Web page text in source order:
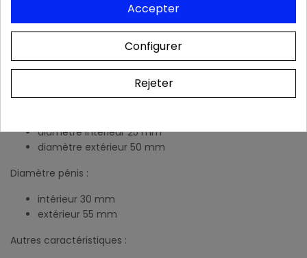
Caractéristiques du cockring
Largeur : 4,00 cm
diamètre intérieur 25 mm
diamètre extérieur 50 mm
Diamètre pénis :
intérieur 30 mm
extérieur 55 mm
Autres caractéristiques :
Accepter
Configurer
Rejeter